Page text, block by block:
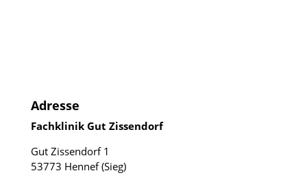
Adresse
Fachklinik Gut Zissendorf
Gut Zissendorf 1
53773 Hennef (Sieg)